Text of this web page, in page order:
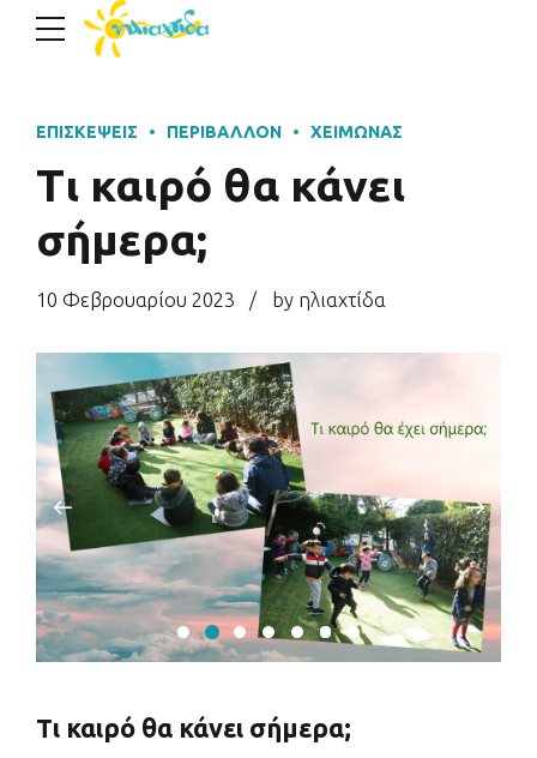
ΕΠΙΣΚΈΨΕΙΣ ΠΕΡΙΒΆΛΛΟΝ ΧΕΙΜΏΝΑΣ
Τι καιρό θα κάνει
σήμερα;
10 Φεβρουαρίου 2023 by ηλιαχτίδα
Τι καιρό θα κάνει σήμερα;